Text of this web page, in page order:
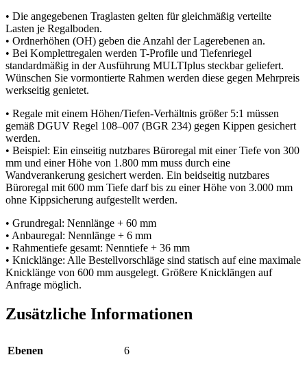
• Die angegebenen Traglasten gelten für gleichmäßig verteilte
Lasten je Regalboden.
• Ordnerhöhen (OH) geben die Anzahl der Lagerebenen an.
• Bei Komplettregalen werden T-Profile und Tiefenriegel
standardmäßig in der Ausführung MULTIplus steckbar geliefert.
Wünschen Sie vormontierte Rahmen werden diese gegen Mehrpreis
werkseitig genietet.
• Regale mit einem Höhen/Tiefen-Verhältnis größer 5:1 müssen
gemäß DGUV Regel 108–007 (BGR 234) gegen Kippen gesichert
werden.
• Beispiel: Ein einseitig nutzbares Büroregal mit einer Tiefe von 300
mm und einer Höhe von 1.800 mm muss durch eine
Wandverankerung gesichert werden. Ein beidseitig nutzbares
Büroregal mit 600 mm Tiefe darf bis zu einer Höhe von 3.000 mm
ohne Kippsicherung aufgestellt werden.
• Grundregal: Nennlänge + 60 mm
• Anbauregal: Nennlänge + 6 mm
• Rahmentiefe gesamt: Nenntiefe + 36 mm
• Knicklänge: Alle Bestellvorschläge sind statisch auf eine maximale
Knicklänge von 600 mm ausgelegt. Größere Knicklängen auf
Anfrage möglich.
Zusätzliche Informationen
Ebenen 6